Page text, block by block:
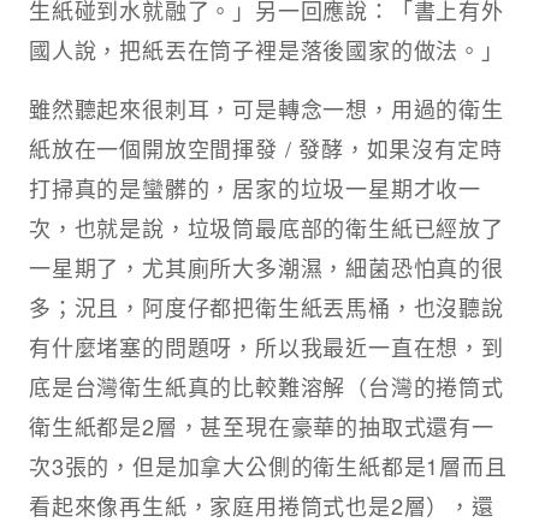
生紙碰到水就融了。」另一回應說：「書上有外
國人說，把紙丟在筒子裡是落後國家的做法。」
雖然聽起來很刺耳，可是轉念一想，用過的衛生
紙放在一個開放空間揮發 / 發酵，如果沒有定時
打掃真的是蠻髒的，居家的垃圾一星期才收一
次，也就是說，垃圾筒最底部的衛生紙已經放了
一星期了，尤其廁所大多潮濕，細菌恐怕真的很
多；況且，阿度仔都把衛生紙丟馬桶，也沒聽說
有什麼堵塞的問題呀，所以我最近一直在想，到
底是台灣衛生紙真的比較難溶解（台灣的捲筒式
衛生紙都是2層，甚至現在豪華的抽取式還有一
次3張的，但是加拿大公側的衛生紙都是1層而且
看起來像再生紙，家庭用捲筒式也是2層），還